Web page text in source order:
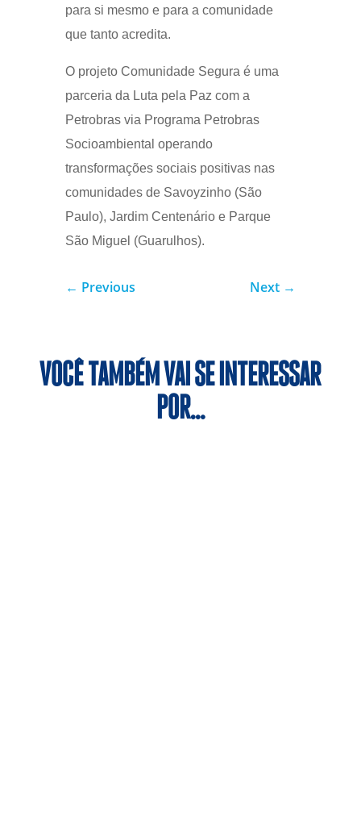
para si mesmo e para a comunidade
que tanto acredita.
O projeto Comunidade Segura é uma
parceria da Luta pela Paz com a
Petrobras via Programa Petrobras
Socioambiental operando
transformações sociais positivas nas
comunidades de Savoyzinho (São
Paulo), Jardim Centenário e Parque
São Miguel (Guarulhos).
← Previous Next →
VOCÊ TAMBÉM VAI SE INTERESSAR
POR…